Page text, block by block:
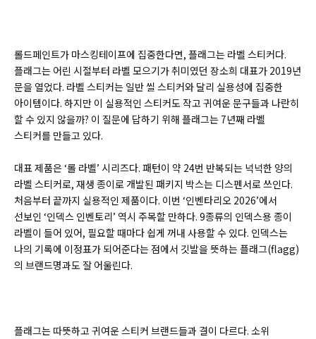
롤드페인트가 마스킹테이프에 집중한다면, 플래그는 라벨 스티커다.
플래그는 어린 시절부터 라벨 모으기가 취미였던 장소희 대표가 2019년
문을 열었다. 라벨 스티커는 일반 씰 스티커와 달리 실용성에 집중한
아이템이다. 하지만 이 실용적인 스티커도 작고 귀여운 문구들과 나란히
할 수 있지 않을까? 이 질문에 답하기 위해 플래그는 7년째 라벨
스티커를 만들고 있다.
대표 제품은 ‘롤 라벨’ 시리즈다. 패턴이 약 24번 반복되는 넉넉한 양의
라벨 스티커로, 재생 종이로 개발된 패키지 박스는 디스펜서로 쓰인다.
처음부터 끝까지 실용적인 제품이다. 이번 ‘인벤타리오 2026’에서
선보인 ‘인덱스 인벤토리’ 역시 주목할 만하다. 9종류의 인덱스용 종이
라벨이 들어 있어, 필요할 때마다 쉽게 꺼내 사용할 수 있다. 인덱스는
나의 기록에 이정표가 되어준다는 점에서 깃발을 뜻하는 플래그(flagg)
의 브랜드명과도 잘 어울린다.
플래그는 따뜻하고 귀여운 스티커 브랜드들과 결이 다르다. 소위